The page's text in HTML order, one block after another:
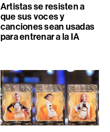
Artistas se resisten a
que sus voces y
canciones sean usadas
para entrenar a la IA